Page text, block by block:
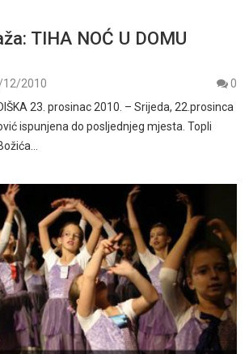
TIHA NOĆ U DOMU
12/2010
0
23. prosinac 2010. – Srijeda, 22.prosinca
ispunjena do posljednjeg mjesta. Topli